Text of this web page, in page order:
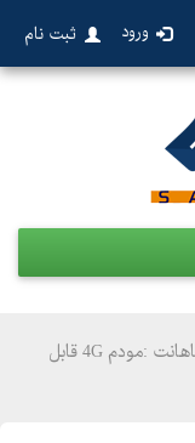
ورود ثبت نام
خدمات اینترنت > اینترنت ماهانت :مودم 4G قابل